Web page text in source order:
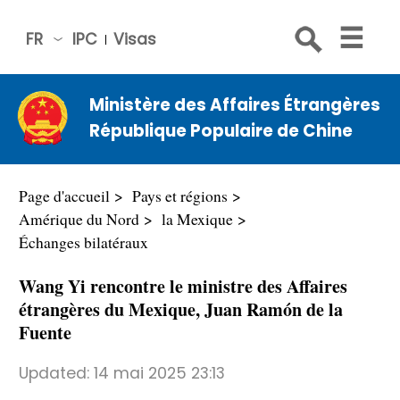
IPC Visas
FR
中文
Engli
sh
Русс
Espa
ñol
Ministère des Affaires Étrangères
République Populaire de Chine
Page d'accueil
Pays et régions
Amérique du Nord
la Mexique
Échanges bilatéraux
Wang Yi rencontre le ministre des Affaires
étrangères du Mexique, Juan Ramón de la
Fuente
Updated: 14 mai 2025 23:13